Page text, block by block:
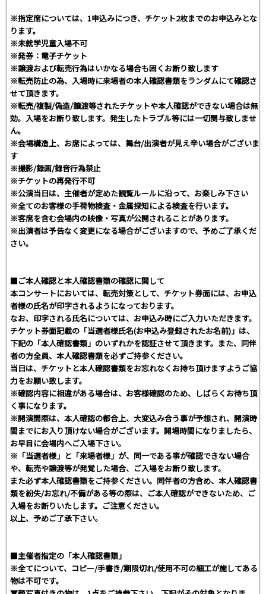
※指定席については、1申込みにつき、チケット2枚までのお申込みとな
ります。
※未就学児童入場不可
※発券：電子チケット
※譲渡および転売行為はいかなる場合も固くお断り致します
※転売防止の為、入場時に来場者の本人確認書類をランダムにて確認さ
せて頂きます。
※転売/複製/偽造/譲渡等されたチケットや本人確認ができない場合は無
効。入場をお断り致します。発生したトラブル等には一切関与致しませ
ん。
※会場構造上、お席によっては、舞台/出演者が見え辛い場合がございま
す
※撮影/録画/録音行為禁止
※チケットの再発行不可
※公演当日は、主催者が定めた観覧ルールに沿って、お楽しみ下さい
※全てのお客様の手荷物検査・金属探知による検査を行います。
※客席を含む会場内の映像・写真が公開されることがあります。
※出演者は予告なく変更になる場合がございますので、予めご了承くだ
さい。
■ご本人確認と本人確認書類の確認に関して
本コンサートにおいては、転売対策として、チケット券面には、お申込
者様の氏名が印字されるようになっております。
なお、印字される氏名については、お申込み時にご入力いただきます。
チケット券面記載の「当選者様氏名(お申込み登録されたお名前)」は、
下記の「本人確認書類」のいずれかを認証させて頂きます。また、同伴
者の方全員、本人確認書類を必ずご持参ください。
当日は、チケットと本人確認書類をお忘れなくお持ち頂けますようご協
力をお願い致します。
※確認内容に相違がある場合は、お客様確認のため、しばらくお待ち頂
く事になります。
※開演間際は、本人確認の都合上、大変込み合う事が予想され、開演時
間までにお入り頂けない場合がございます。開場時間になりましたら、
お早目に会場内へご入場下さい。
※「当選者様」と「来場者様」が、同一である事が確認できない場合
や、転売や譲渡等が発覚した場合、ご入場をお断り致します。
また必ず本人確認書類をご持参ください。同伴者の方含め、本人確認書
類を紛失/お忘れ/不備がある等の際は、ご本人確認ができないため、ご
入場をお断りいたします。ご注意ください。
以上、予めご了承下さい。
■主催者指定の「本人確認書類」
※全てについて、コピー/手書き/期限切れ/使用不可の細工が施してある
物は不可です。